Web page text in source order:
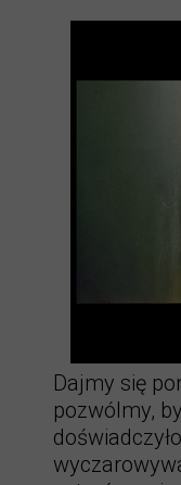
Dajmy się
pozwólmy,